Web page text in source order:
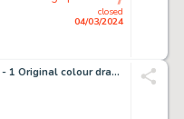
closed
04/03/2024
Barbucci, Alessandro - 1 Original colour drawing - Ekhö monde miroir